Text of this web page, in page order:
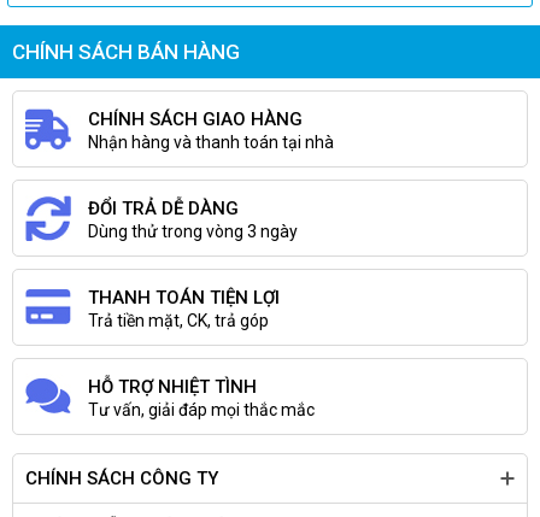
CHÍNH SÁCH BÁN HÀNG
CHÍNH SÁCH GIAO HÀNG
Nhận hàng và thanh toán tại nhà
ĐỔI TRẢ DỄ DÀNG
Dùng thử trong vòng 3 ngày
THANH TOÁN TIỆN LỢI
Trả tiền mặt, CK, trả góp
HỖ TRỢ NHIỆT TÌNH
Tư vấn, giải đáp mọi thắc mắc
CHÍNH SÁCH CÔNG TY